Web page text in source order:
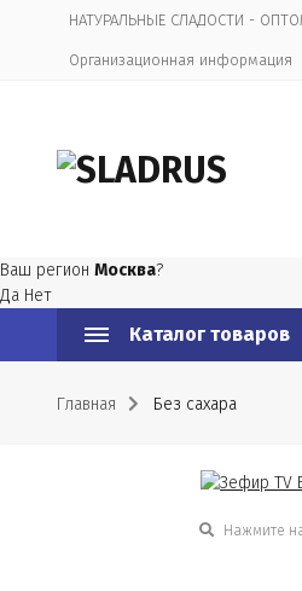
НАТУРАЛЬНЫЕ СЛАДОСТИ -
Организационная информация
Ваш регион Москва?
Да Нет
Каталог товаров
Главная Без сахара
Нажмите